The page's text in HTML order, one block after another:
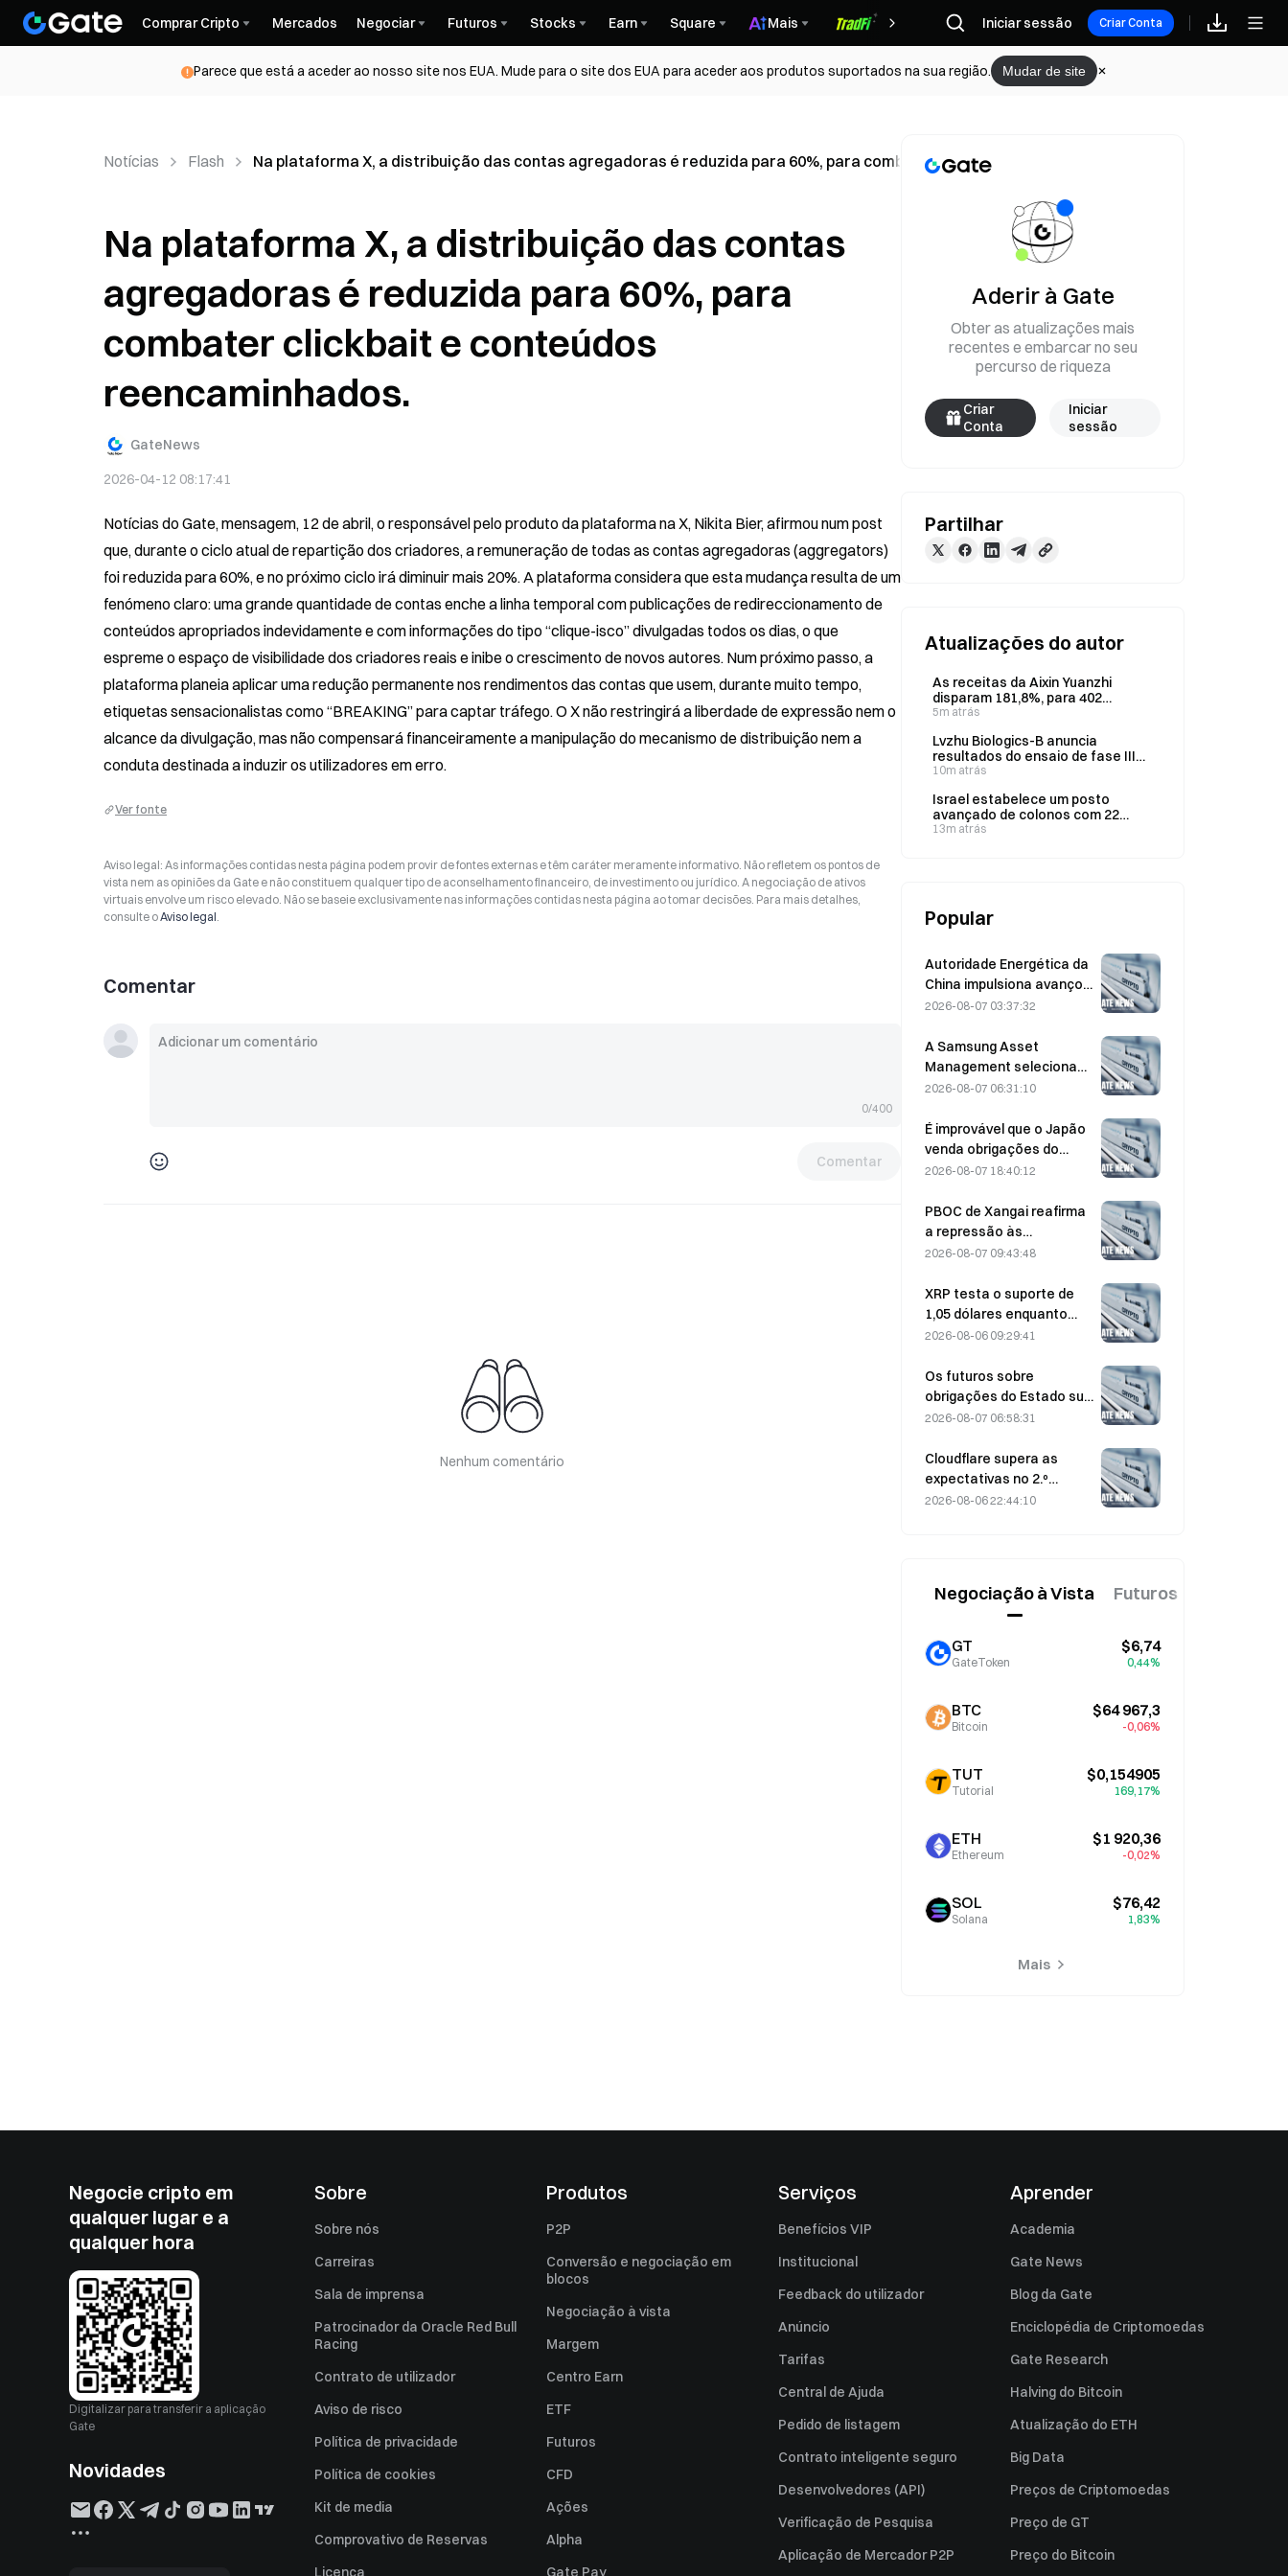
Comprar Cripto Mercados Negociar Futuros Stocks Earn Square Mais Recompensas
Iniciar sessão Criar Conta
Parece que está a aceder ao nosso site nos EUA. Mude para o site dos EUA para aceder aos produtos suportados na sua região. Mudar de site
Notícias Flash Na plataforma X, a distribuição das contas agregadoras é reduzida para 60%, para combater clickbait e conteúdos reencaminhados.
Na plataforma X, a distribuição das contas
agregadoras é reduzida para 60%, para
combater clickbait e conteúdos
reencaminhados.
GateNews
2026-04-12 08:17:41
Notícias do Gate, mensagem, 12 de abril, o responsável pelo produto da plataforma na X, Nikita Bier, afirmou num post
que, durante o ciclo atual de repartição dos criadores, a remuneração de todas as contas agregadoras (aggregators)
foi reduzida para 60%, e no próximo ciclo irá diminuir mais 20%. A plataforma considera que esta mudança resulta de um
fenómeno claro: uma grande quantidade de contas enche a linha temporal com publicações de redireccionamento de
conteúdos apropriados indevidamente e com informações do tipo “clique-isco” divulgadas todos os dias, o que
espreme o espaço de visibilidade dos criadores reais e inibe o crescimento de novos autores. Num próximo passo, a
plataforma planeia aplicar uma redução permanente nos rendimentos das contas que usem, durante muito tempo,
etiquetas sensacionalistas como “BREAKING” para captar tráfego. O X não restringirá a liberdade de expressão nem o
alcance da divulgação, mas não compensará financeiramente a manipulação do mecanismo de distribuição nem a
conduta destinada a induzir os utilizadores em erro.
Ver fonte
Aviso legal: As informações contidas nesta página podem provir de fontes externas e têm caráter meramente informativo. Não refletem os pontos de
vista nem as opiniões da Gate e não constituem qualquer tipo de aconselhamento financeiro, de investimento ou jurídico. A negociação de ativos
virtuais envolve um risco elevado. Não se baseie exclusivamente nas informações contidas nesta página ao tomar decisões. Para mais detalhes,
consulte oAviso legal.
Comentar
0/400
Comentar
Nenhum comentário
Aderir à Gate
Obter as atualizações mais
recentes e embarcar no seu
percurso de riqueza
Criar
Conta
Iniciar
sessão
Partilhar
Atualizações do autor
As receitas da Aixin Yuanzhi
disparam 181,8%, para 402
milhões de yuans no primeiro
periferia da rede e os chips para
automóveis a crescerem ambos
mais de 250%
5m atrás
Lvzhu Biologics-B anuncia
resultados do ensaio de fase III
do LZ901 na Nature
10m atrás
Israel estabelece um posto
avançado de colonos com 22
famílias na Cisjordânia, 9 de
13m atrás
Popular
Autoridade Energética da
China impulsiona avanços
nos semicondutores de
equipamento UHV
2026-08-07 03:37:32
A Samsung Asset
Management seleciona
três parceiros de capital
de um fundo de 90 mil
milhões de KRW
2026-08-07 06:31:10
É improvável que o Japão
venda obrigações do
Tesouro dos EUA com
para intervir; impacto
limitado nas rendibilidades
de longo prazo
2026-08-07 18:40:12
PBOC de Xangai reafirma
a repressão às
criptomoedas na reunião
agosto
2026-08-07 09:43:48
XRP testa o suporte de
1,05 dólares enquanto
Ethereum se mantém nos
reduzido
2026-08-06 09:29:41
Os futuros sobre
obrigações do Estado sul-
coreano a 3 e 10 anos
antes do leilão da próxima
semana
2026-08-07 06:58:31
Cloudflare supera as
expectativas no 2.º
trimestre, com receitas
fecho
2026-08-06 22:44:10
Negociação à Vista Futuros
GT
GateToken
$6,74
0,44%
BTC
Bitcoin
$64 967,3
-0,06%
TUT
Tutorial
$0,154905
169,17%
ETH
Ethereum
$1 920,36
-0,02%
SOL
Solana
$76,42
1,83%
Mais
Negocie cripto em
qualquer lugar e a
qualquer hora
Digitalizar para transferir a aplicação
Gate
Novidades
Sobre
Sobre nós
Carreiras
Sala de imprensa
Patrocinador da Oracle Red Bull
Racing
Contrato de utilizador
Aviso de risco
Política de privacidade
Política de cookies
Kit de media
Comprovativo de Reservas
Licença
Produtos
P2P
Conversão e negociação em
blocos
Negociação à vista
Margem
Centro Earn
ETF
Futuros
CFD
Ações
Alpha
Gate Pay
Serviços
Benefícios VIP
Institucional
Feedback do utilizador
Anúncio
Tarifas
Central de Ajuda
Pedido de listagem
Contrato inteligente seguro
Desenvolvedores (API)
Verificação de Pesquisa
Aplicação de Mercador P2P
Aprender
Academia
Gate News
Blog da Gate
Enciclopédia de Criptomoedas
Gate Research
Halving do Bitcoin
Atualização do ETH
Big Data
Preços de Criptomoedas
Preço de GT
Preço do Bitcoin